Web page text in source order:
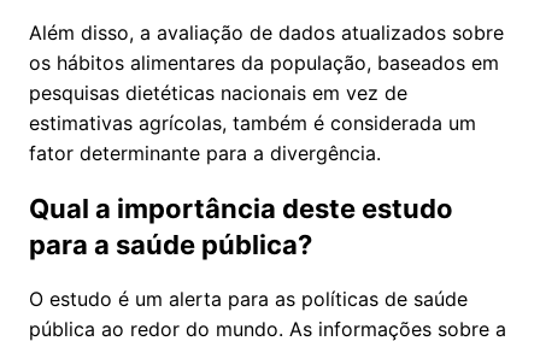
Além disso, a avaliação de dados atualizados sobre
os hábitos alimentares da população, baseados em
pesquisas dietéticas nacionais em vez de
estimativas agrícolas, também é considerada um
fator determinante para a divergência.
Qual a importância deste estudo
para a saúde pública?
O estudo é um alerta para as políticas de saúde
pública ao redor do mundo. As informações sobre a